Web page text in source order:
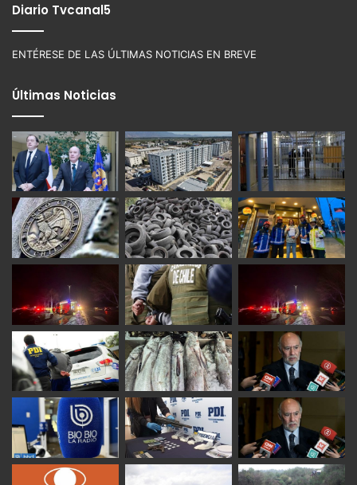
Diario Tvcanal5
ENTÉRESE DE LAS ÚLTIMAS NOTICIAS EN BREVE
Últimas Noticias